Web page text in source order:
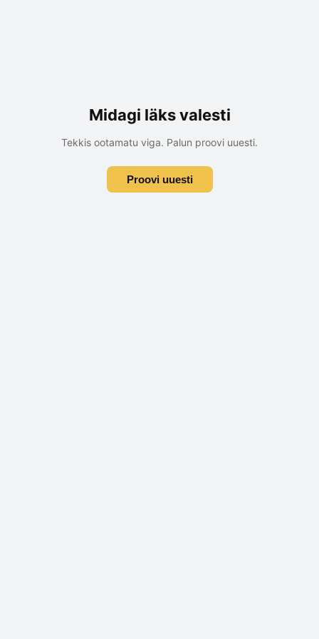
Midagi läks valesti
Tekkis ootamatu viga. Palun proovi uuesti.
Proovi uuesti